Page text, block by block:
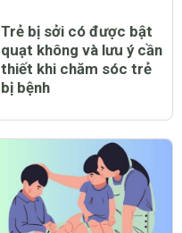
Trẻ bị sởi có được bật
quạt không và lưu ý cần
thiết khi chăm sóc trẻ
bị bệnh